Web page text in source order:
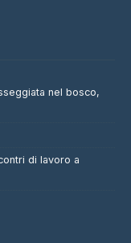
nel bosco,
di lavoro a